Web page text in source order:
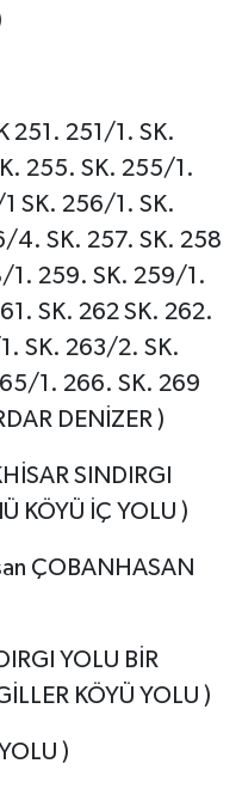
251. 251/1. SK.
255. SK. 255/1.
SK. 256/1. SK.
4. SK. 257. SK. 258
1. 259. SK. 259/1.
SK. 262 SK. 262.
SK. 263/2. SK.
1. 266. SK. 269
DENİZER )
SINDIRGI
KÖYÜ İÇ YOLU )
ÇOBANHASAN
YOLU BİR
KÖYÜ YOLU )
)